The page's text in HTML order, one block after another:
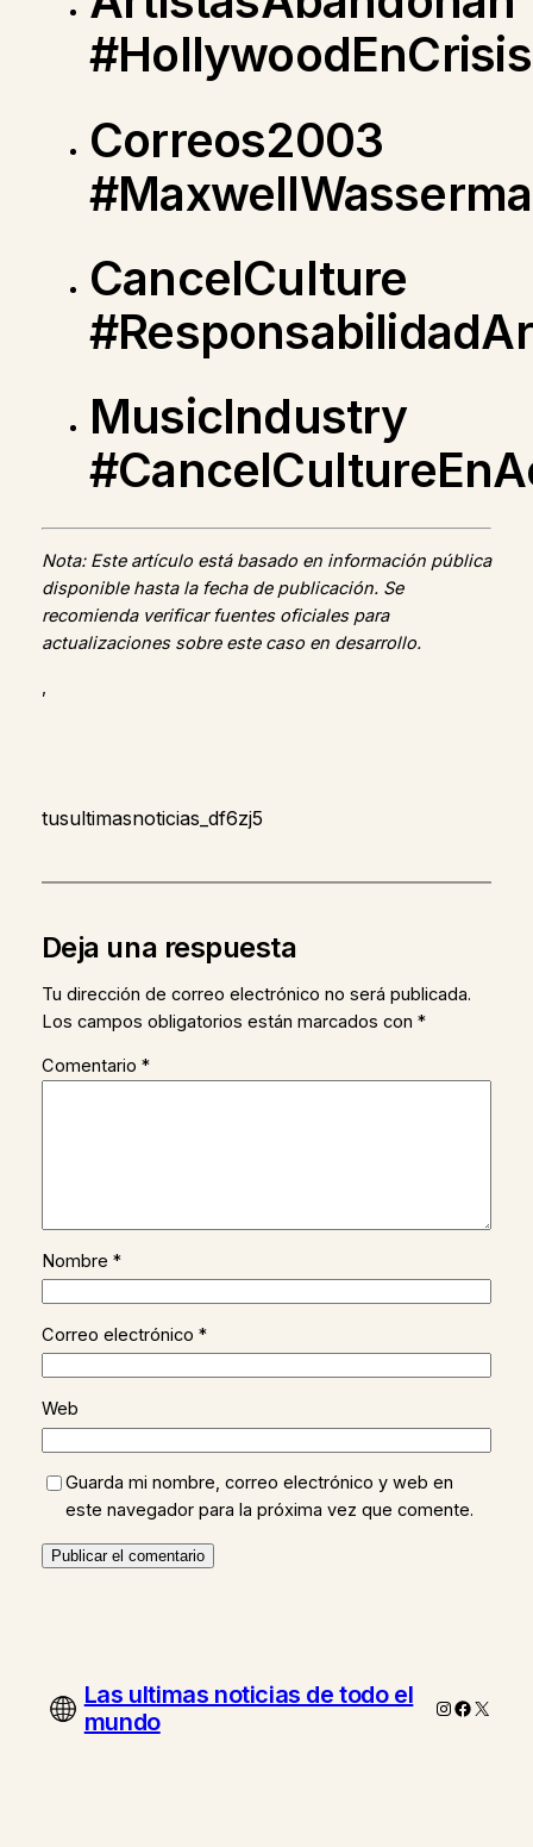
#HollywoodEnCrisis
Correos2003
CancelCulture
MusicIndustry
Nota: Este artículo está basado en información pública
disponible hasta la fecha de publicación. Se
recomienda verificar fuentes oficiales para
actualizaciones sobre este caso en desarrollo.
,
tusultimasnoticias_df6zj5
Deja una respuesta
Tu dirección de correo electrónico no será publicada.
Los campos obligatorios están marcados con *
Comentario *
Nombre *
Correo electrónico *
Web
Guarda mi nombre, correo electrónico y web en
este navegador para la próxima vez que comente.
Las ultimas noticias de todo el
mundo
Instagram
X